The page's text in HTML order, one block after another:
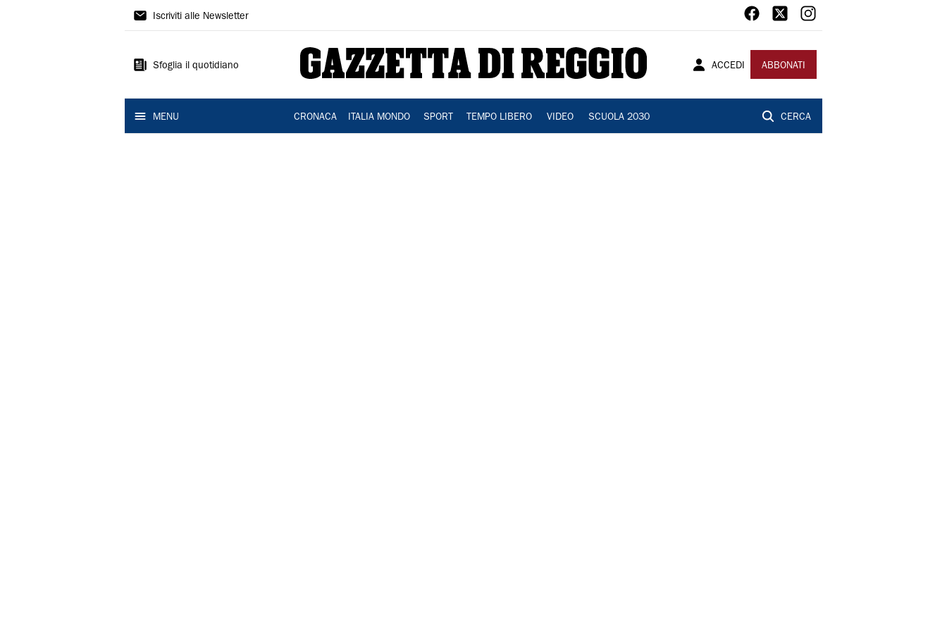
Gazzetta
Reggio
Iscriviti alle Newsletter
Sfoglia il quotidiano ACCEDI ABBONATI
MENU CRONACA ITALIA MONDO SPORT TEMPO LIBERO VIDEO SCUOLA 2030 CERCA